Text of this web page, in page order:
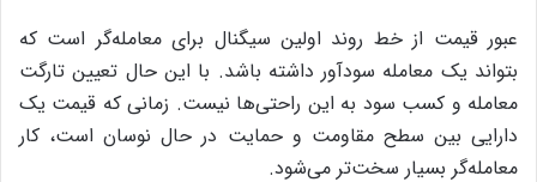
عبور قیمت از خط روند اولین سیگنال برای معامله‌گر است که
بتواند یک معامله سودآور داشته باشد. با این حال تعیین تارگت
معامله و کسب سود به این راحتی‌ها نیست. زمانی که قیمت یک
دارایی بین سطح مقاومت و حمایت در حال نوسان است، کار
معامله‌گر بسیار سخت‌تر می‌شود.